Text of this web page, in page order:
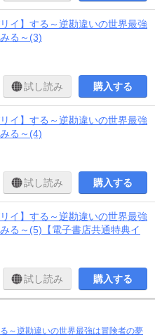
イ】する～逆勘違いの世界最強
る～(3)
試し読み 購入する
イ】する～逆勘違いの世界最強
る～(4)
試し読み 購入する
イ】する～逆勘違いの世界最強
る～(5)【電子書店共通特典イ
試し読み 購入する
～逆勘違いの世界最強は冒険者の夢